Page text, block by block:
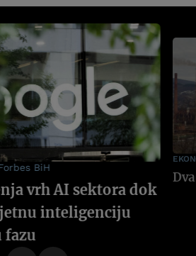
BiH
vrh AI sektora dok
inteligenciju
fazu